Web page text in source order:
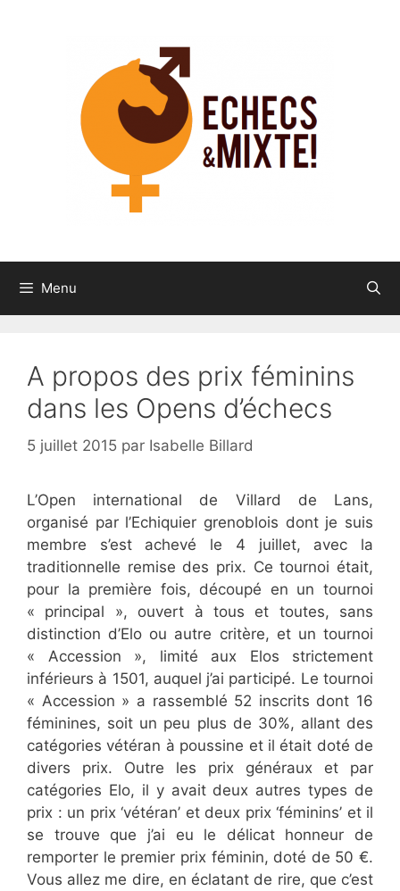
Menu
A propos des prix féminins
dans les Opens d’échecs
5 juillet 2015 par Isabelle Billard
L’Open international de Villard de Lans,
organisé par l’Echiquier grenoblois dont je suis
membre s’est achevé le 4 juillet, avec la
traditionnelle remise des prix. Ce tournoi était,
pour la première fois, découpé en un tournoi
« principal », ouvert à tous et toutes, sans
distinction d’Elo ou autre critère, et un tournoi
« Accession », limité aux Elos strictement
inférieurs à 1501, auquel j’ai participé. Le tournoi
« Accession » a rassemblé 52 inscrits dont 16
féminines, soit un peu plus de 30%, allant des
catégories vétéran à poussine et il était doté de
divers prix. Outre les prix généraux et par
catégories Elo, il y avait deux autres types de
prix : un prix ‘vétéran’ et deux prix ‘féminins’ et il
se trouve que j’ai eu le délicat honneur de
remporter le premier prix féminin, doté de 50 €.
Vous allez me dire, en éclatant de rire, que c’est